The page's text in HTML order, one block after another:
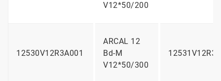
V12*50/200
12530V12R3A001
ARCAL 12
Bd-M
V12*50/300